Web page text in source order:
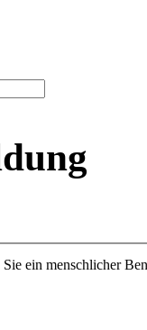
ein menschlicher